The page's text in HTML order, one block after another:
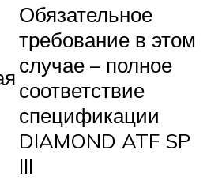
Обязательное
требование в этом
случае – полное
соответствие
спецификации
DIAMOND ATF SP
III